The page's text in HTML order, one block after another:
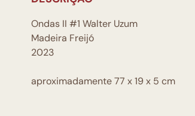
Ondas II #1 Walter Uzum
Madeira Freijó
2023
aproximadamente 77 x 19 x 5 cm